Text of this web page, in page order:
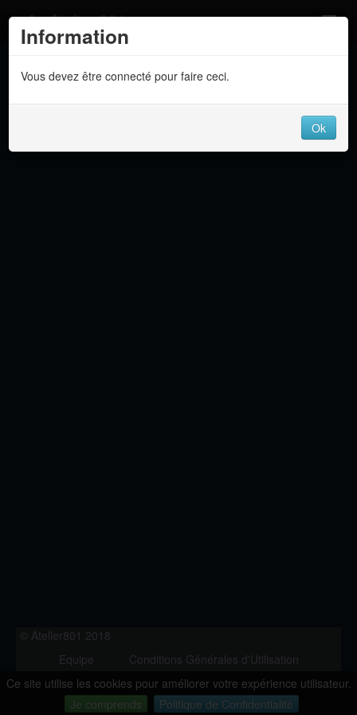
Ce site utilise les cookies pour améliorer votre expérience utilisateur.
Je comprends
Politique de Confidentialité
Information
Vous devez être connecté pour faire ceci.
Ok
Atelier 801
Dev Tracker
Langue
© Atelier801 2018
Equipe
Conditions Générales d'Utilisation
Politique de Confidentialité
Contact
Version 1.27